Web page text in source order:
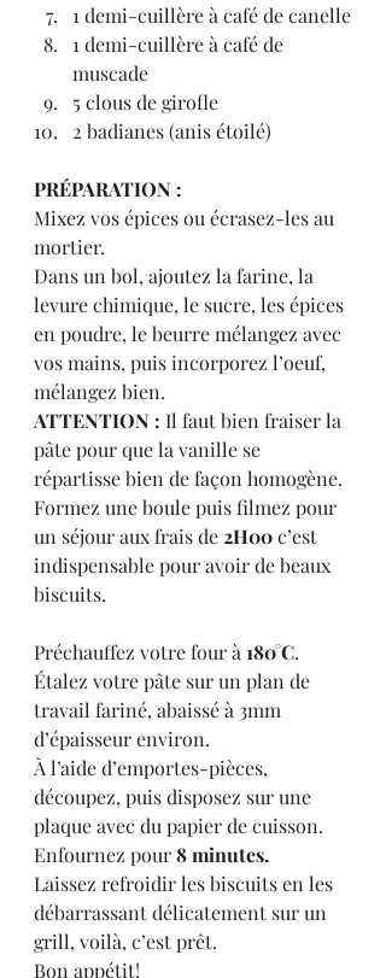
1 demi-cuillère à café de canelle
1 demi-cuillère à café de
muscade
5 clous de girofle
2 badianes (anis étoilé)
PRÉPARATION :
Mixez vos épices ou écrasez-les au
mortier.
Dans un bol, ajoutez la farine, la
levure chimique, le sucre, les épices
en poudre, le beurre mélangez avec
vos mains, puis incorporez l’oeuf,
mélangez bien.
ATTENTION : Il faut bien fraiser la
pâte pour que la vanille se
répartisse bien de façon homogène.
Formez une boule puis filmez pour
un séjour aux frais de 2H00 c’est
indispensable pour avoir de beaux
biscuits.
Préchauffez votre four à 180°C.
Étalez votre pâte sur un plan de
travail fariné, abaissé à 3mm
d’épaisseur environ.
À l’aide d’emportes-pièces,
découpez, puis disposez sur une
plaque avec du papier de cuisson.
Enfournez pour 8 minutes.
Laissez refroidir les biscuits en les
débarrassant délicatement sur un
grill, voilà, c’est prêt.
Bon appétit!